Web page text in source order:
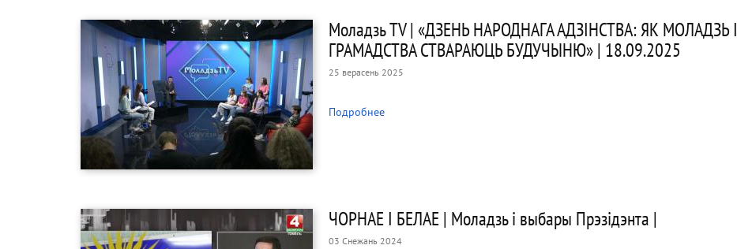
Моладзь TV | «ДЗЕНЬ НАРОДНАГА АДЗІНСТВА: ЯК МОЛАДЗЬ І
ГРАМАДСТВА СТВАРАЮЦЬ БУДУЧЫНЮ» | 18.09.2025
25 верасень 2025
Подробнее
ЧОРНАЕ І БЕЛАЕ | Моладзь і выбары Прэзідэнта |
03 Снежань 2024